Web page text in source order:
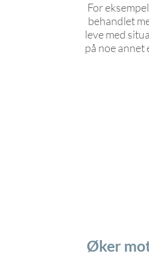
For
behandlet
leve med
på noe annet
Øker